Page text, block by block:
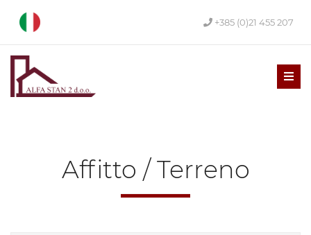
+385 (0)21 455 207
Affitto / Terreno